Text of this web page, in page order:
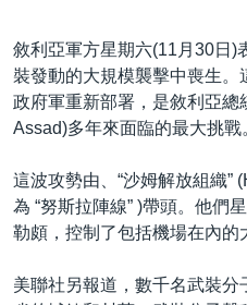
美國專訊
視頻存檔
新聞音頻
海外港人
美國透視
建國史話
國語
關注我們
其他語言網站
敘利亞軍方星期六(11月30日)
裝發動的大規模襲擊中喪生
政府軍重新部署，是敘利亞總
Assad)多年來面臨的最大挑戰
這波攻勢由、“沙姆解放組織”
為 “努斯拉陣線” )帶頭。他們
勒頗，控制了包括機場在內的
美聯社另報道，數千名武裝